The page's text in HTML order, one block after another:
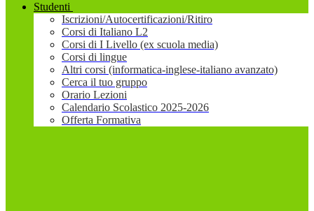
Studenti
Iscrizioni/Autocertificazioni/Ritiro
Corsi di Italiano L2
Corsi di I Livello (ex scuola media)
Corsi di lingue
Altri corsi (informatica-inglese-italiano avanzato)
Cerca il tuo gruppo
Orario Lezioni
Calendario Scolastico 2025-2026
Offerta Formativa